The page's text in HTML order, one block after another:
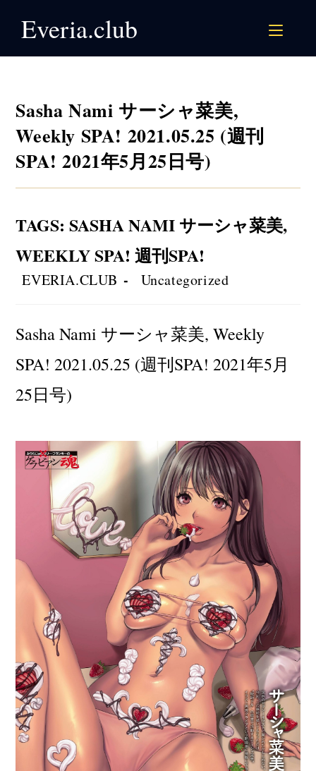
Everia.club
Sasha Nami サーシャ菜美,
Weekly SPA! 2021.05.25 (週刊
SPA! 2021年5月25日号)
TAGS:SASHA NAMI サーシャ菜美,
WEEKLY SPA! 週刊SPA!
Post
author:
EVERIA.CLUB
Post
category:
Uncategorized
Sasha Nami サーシャ菜美, Weekly
SPA! 2021.05.25 (週刊SPA! 2021年5月
25日号)